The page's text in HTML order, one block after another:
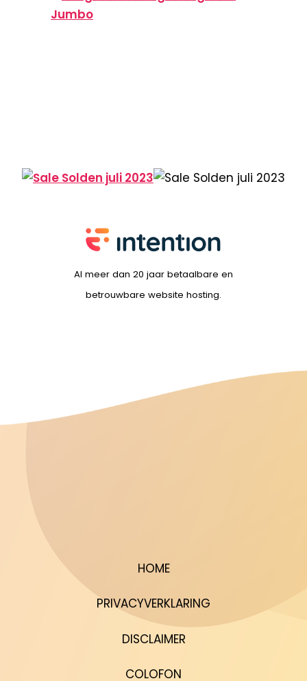
Al meer dan 20 jaar betaalbare en
betrouwbare website hosting.
HOME
PRIVACYVERKLARING
DISCLAIMER
COLOFON